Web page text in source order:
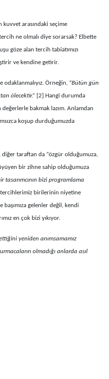
kuvvet arasındaki seçime
tercih ne olmalı diye sorarsak? Elbette
göze alan tercih tabiatımızı
ve kendine getirir.
Örneğin, “Bütün gün
ölecektir.” [2] Hangi durumda
bakmak lazım. Anlamdan
koşup durduğumuzda
diğer taraftan da “özgür olduğumuza,
bir zihne sahip olduğumuza
tasarımcının bizi programlama
birilerinin niyetine
başımıza gelenler değil, kendi
en çok bizi yıkıyor.
yeniden anımsamamız
olmadığı anlarda asıl